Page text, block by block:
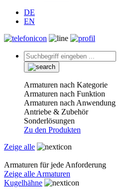
DE
EN
Armaturen nach Kategorie
Armaturen nach Funktion
Armaturen nach Anwendung
Antriebe & Zubehör
Sonderlösungen
Zu den Produkten
Zeige alle
Armaturen für jede Anforderung
Zeige alle Armaturen
Kugelhähne